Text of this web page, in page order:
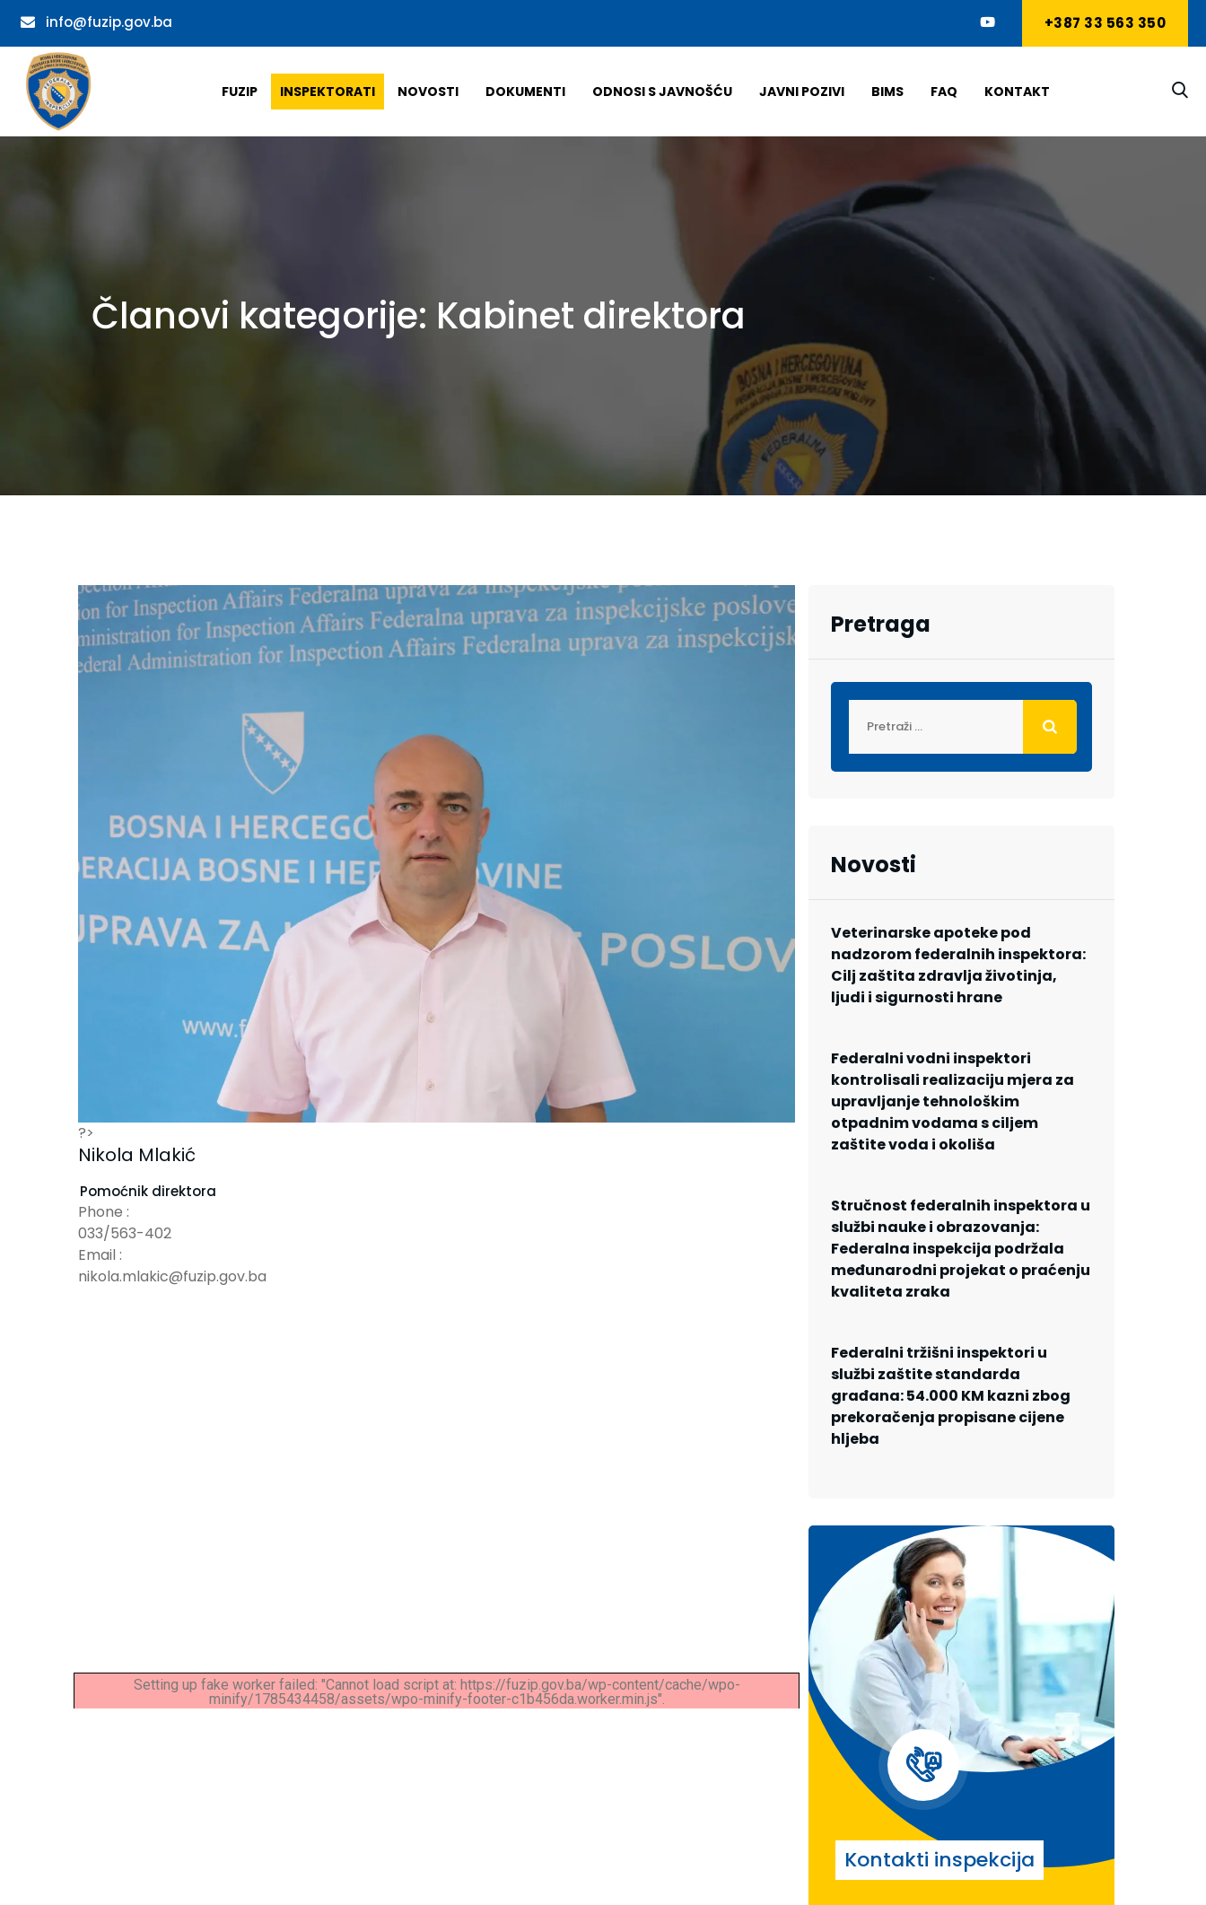
info@fuzip.gov.ba +387 33 563 350
FUZIP INSPEKTORATI NOVOSTI DOKUMENTI ODNOSI S JAVNOŠĆU JAVNI POZIVI BIMS FAQ KONTAKT
Članovi kategorije: Kabinet direktora
?>
Nikola Mlakić
Pomoćnik direktora
Phone :
033/563-402
Email :
nikola.mlakic@fuzip.gov.ba
Setting up fake worker failed: "Cannot load script at: https://fuzip.gov.ba/wp-content/cache/wpo-
minify/1785434458/assets/wpo-minify-footer-c1b456da.worker.min.js".
Pretraga
Novosti
Veterinarske apoteke pod
nadzorom federalnih inspektora:
Cilj zaštita zdravlja životinja,
ljudi i sigurnosti hrane
Federalni vodni inspektori
kontrolisali realizaciju mjera za
upravljanje tehnološkim
otpadnim vodama s ciljem
zaštite voda i okoliša
Stručnost federalnih inspektora u
službi nauke i obrazovanja:
Federalna inspekcija podržala
međunarodni projekat o praćenju
kvaliteta zraka
Federalni tržišni inspektori u
službi zaštite standarda
građana: 54.000 KM kazni zbog
prekoračenja propisane cijene
hljeba
Kontakti inspekcija